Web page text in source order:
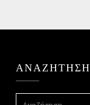
ΑΝΑΖΉΤΗΣΗ